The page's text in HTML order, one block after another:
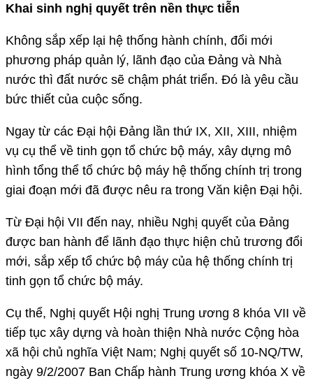
Khai sinh nghị quyết trên nền thực tiễn
Không sắp xếp lại hệ thống hành chính, đổi mới
phương pháp quản lý, lãnh đạo của Đảng và Nhà
nước thì đất nước sẽ chậm phát triển. Đó là yêu cầu
bức thiết của cuộc sống.
Ngay từ các Đại hội Đảng lần thứ IX, XII, XIII, nhiệm
vụ cụ thể về tinh gọn tổ chức bộ máy, xây dựng mô
hình tổng thể tổ chức bộ máy hệ thống chính trị trong
giai đoạn mới đã được nêu ra trong Văn kiện Đại hội.
Từ Đại hội VII đến nay, nhiều Nghị quyết của Đảng
được ban hành để lãnh đạo thực hiện chủ trương đổi
mới, sắp xếp tổ chức bộ máy của hệ thống chính trị
tinh gọn tổ chức bộ máy.
Cụ thể, Nghị quyết Hội nghị Trung ương 8 khóa VII về
tiếp tục xây dựng và hoàn thiện Nhà nước Cộng hòa
xã hội chủ nghĩa Việt Nam; Nghị quyết số 10-NQ/TW,
ngày 9/2/2007 Ban Chấp hành Trung ương khóa X về